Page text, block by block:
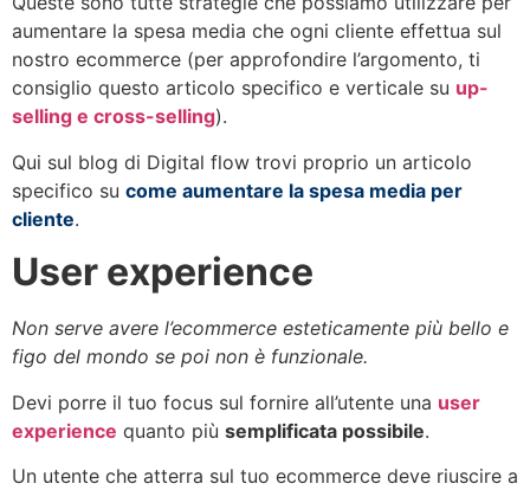
aumentare la spesa media che ogni cliente effettua sul
nostro ecommerce (per approfondire l’argomento, ti
consiglio questo articolo specifico e verticale su up-
selling e cross-selling).
Qui sul blog di Digital flow trovi proprio un articolo
specifico su come aumentare la spesa media per
cliente.
User experience
Non serve avere l’ecommerce esteticamente più bello e
figo del mondo se poi non è funzionale.
Devi porre il tuo focus sul fornire all’utente una user
experience quanto più semplificata possibile.
Un utente che atterra sul tuo ecommerce deve riuscire a